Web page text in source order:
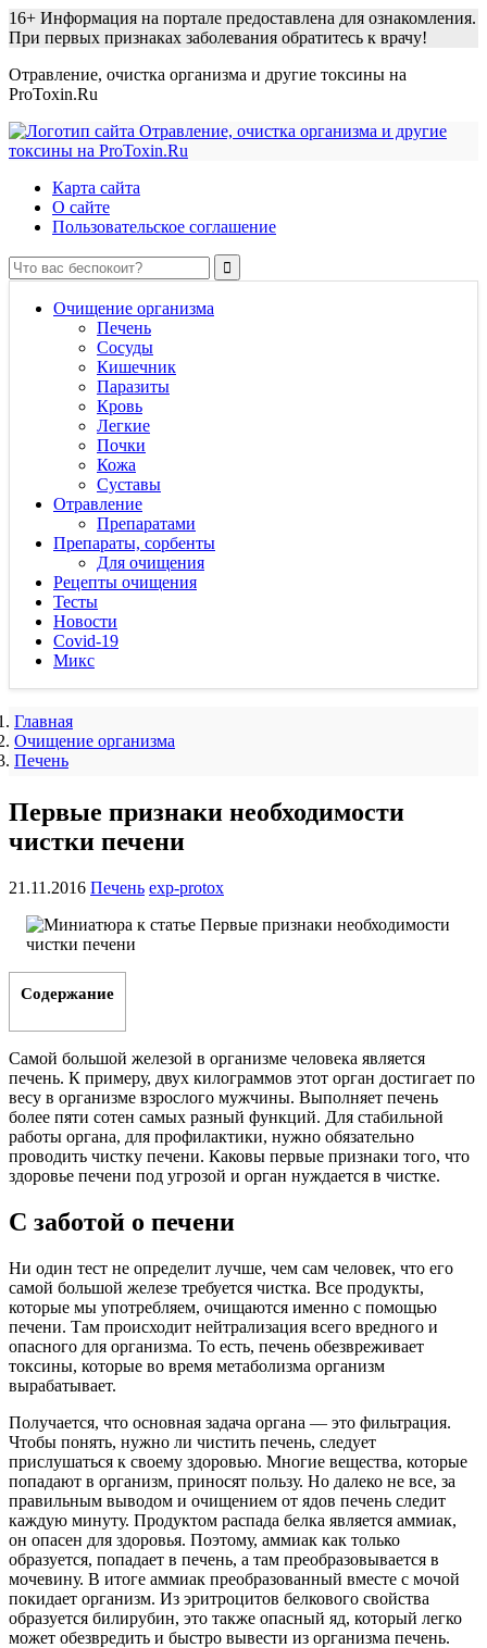
16+ Информация на портале предоставлена для ознакомления.
При первых признаках заболевания обратитесь к врачу!
Отравление, очистка организма и другие токсины на
ProToxin.Ru
Карта сайта
О сайте
Пользовательское соглашение
Очищение организма
Печень
Сосуды
Кишечник
Паразиты
Кровь
Легкие
Почки
Кожа
Суставы
Отравление
Препаратами
Препараты, сорбенты
Для очищения
Рецепты очищения
Тесты
Новости
Covid-19
Микс
Главная
Очищение организма
Печень
Первые признаки необходимости
чистки печени
21.11.2016 Печень exp-protox
Содержание
Самой большой железой в организме человека является
печень. К примеру, двух килограммов этот орган достигает по
весу в организме взрослого мужчины. Выполняет печень
более пяти сотен самых разный функций. Для стабильной
работы органа, для профилактики, нужно обязательно
проводить чистку печени. Каковы первые признаки того, что
здоровье печени под угрозой и орган нуждается в чистке.
С заботой о печени
Ни один тест не определит лучше, чем сам человек, что его
самой большой железе требуется чистка. Все продукты,
которые мы употребляем, очищаются именно с помощью
печени. Там происходит нейтрализация всего вредного и
опасного для организма. То есть, печень обезвреживает
токсины, которые во время метаболизма организм
вырабатывает.
Получается, что основная задача органа — это фильтрация.
Чтобы понять, нужно ли чистить печень, следует
прислушаться к своему здоровью. Многие вещества, которые
попадают в организм, приносят пользу. Но далеко не все, за
правильным выводом и очищением от ядов печень следит
каждую минуту. Продуктом распада белка является аммиак,
он опасен для здоровья. Поэтому, аммиак как только
образуется, попадает в печень, а там преобразовывается в
мочевину. В итоге аммиак преобразованный вместе с мочой
покидает организм. Из эритроцитов белкового свойства
образуется билирубин, это также опасный яд, который легко
может обезвредить и быстро вывести из организма печень.